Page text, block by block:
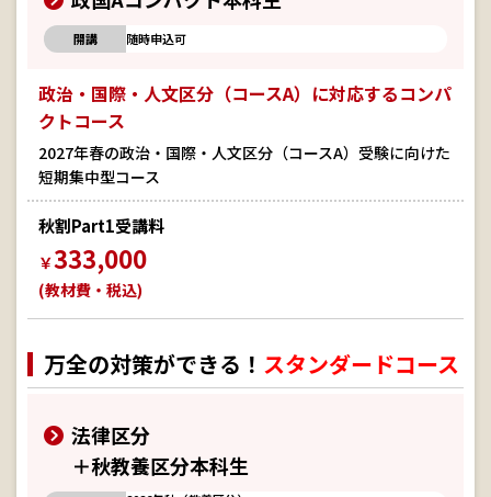
開講 随時申込可
政治・国際・人文区分（コースA）に対応するコンパ
クトコース
2027年春の政治・国際・人文区分（コースA）受験に向けた
短期集中型コース
秋割Part1受講料
￥333,000
(教材費・税込)
万全の対策ができる！ スタンダードコース
法律区分
＋秋教養区分本科生